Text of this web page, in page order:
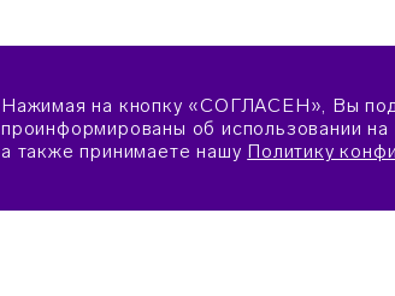
Нажимая на кнопку «СОГЛАСЕН», Вы
проинформированы об использовании
а также принимаете нашу Политику